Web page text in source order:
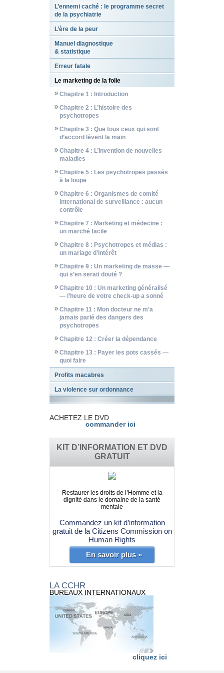
L’ennemi caché : le programme secret
de la psychiatrie
L’ère de la peur
Manuel diagnostique
& statistique
Erreur fatale
Le marketing de la folie
Chapitre 1 : Introduction
Chapitre 2 : L’histoire des
psychotropes
Chapitre 3 : Que tous ceux qui sont
d’accord lèvent la main
Chapitre 4 : L’invention de nouvelles
maladies
Chapitre 5 : Les psychotropes passés
à la loupe
Chapitre 6 : Organismes de comité
international de surveillance : aucun
contrôle
Chapitre 7 : Marketing et médecine :
un marché facile
Chapitre 8 : Psychotropes et médias :
un mariage d’intérêt
Chapitre 9 : Un marketing de masse —
qui s’en serait douté ?
Chapitre 10 : Un marketing généralisé
— l’heure de votre check-up a sonné
Chapitre 11 : Mon docteur ne m’a
jamais parlé des dangers des
psychotropes
Chapitre 12 : Créer la dépendance
Chapitre 13 : Payer les pots cassés —
quoi faire
Profits macabres
La violence sur ordonnance
ACHETEZ LE DVD
commander ici
KIT D’INFORMATION ET DVD
GRATUIT
Restaurer les droits de l’Homme et la
dignité dans le domaine de la santé
mentale
Commandez un kit d’information
gratuit de la Citizens Commission on
Human Rights
En savoir plus »
LA CCHR
BUREAUX INTERNATIONAUX
cliquez ici